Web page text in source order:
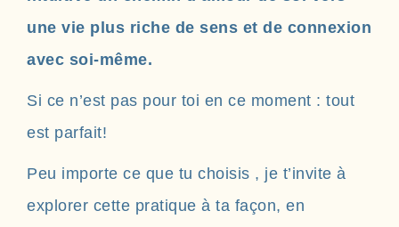
une vie plus riche de sens et de connexion
avec soi-même.
Si ce n’est pas pour toi en ce moment : tout
est parfait!
Peu importe ce que tu choisis , je t’invite à
explorer cette pratique à ta façon, en